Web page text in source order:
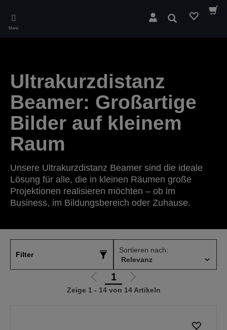
main
Menü
Suchen
Ultrakurzdistanz
Beamer: Großartige
Bilder auf kleinem
Raum
Unsere Ultrakurzdistanz Beamer sind die ideale
Lösung für alle, die in kleinen Räumen große
Projektionen realisieren möchten – ob im
Business, im Bildungsbereich oder Zuhause.
Filter
Sortieren nach:
Zur
vorherigen
1
Zur
nächsten
Zeige 1 - 14 von 14 Artikeln